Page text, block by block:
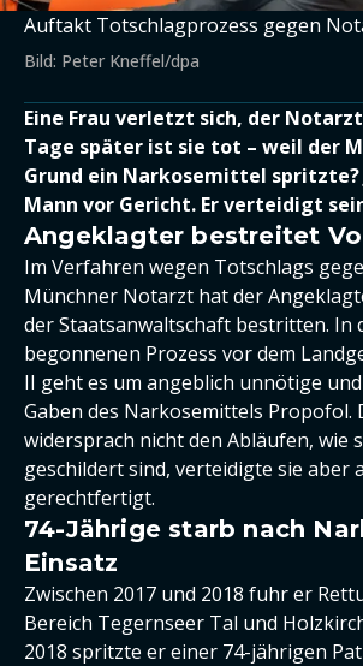
Auftakt Totschlagprozess gegen
Bild: Peter Kneffel/dpa
Eine Frau verletzt sich, der
Tage später ist sie tot – weil der
Grund ein Narkosemittel
Mann vor Gericht. Er verteidigt
Angeklagter bestreitet
Im Verfahren wegen Totschlags
Münchner Notarzt hat der
der Staatsanwaltschaft bestritten. In
begonnenen Prozess vor dem
II geht es um angeblich unnötige
Gaben des Narkosemittels Propofol.
widersprach nicht den Abläufen, wie
geschildert sind, verteidigte sie aber
gerechtfertigt.
74-Jährige starb nach
Einsatz
Zwischen 2017 und 2018 fuhr er
Bereich Tegernseer Tal und
2018 spritzte er einer 74-jährigen